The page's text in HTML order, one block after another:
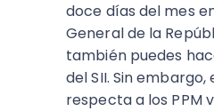
doce días del mes
General de la
también puedes
del SII. Sin embargo,
respecta a los PPM